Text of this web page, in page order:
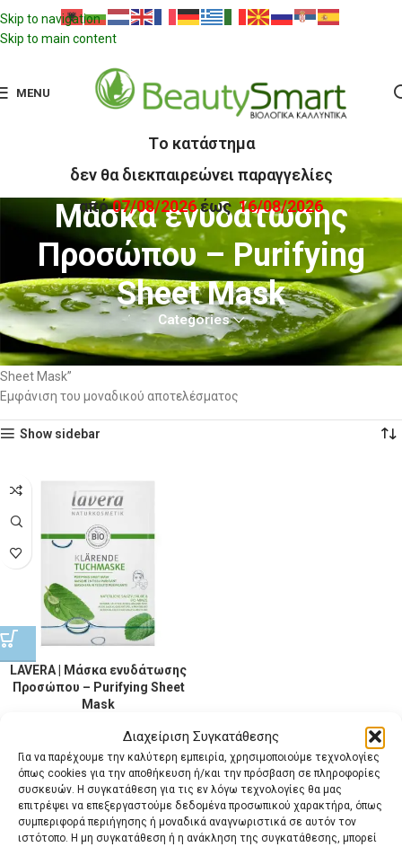
Διαχείριση Συγκατάθεσης
Για να παρέχουμε την καλύτερη εμπειρία, χρησιμοποιούμε τεχνολογίες
όπως cookies για την αποθήκευση ή/και την πρόσβαση σε πληροφορίες
συσκευών. Η συγκατάθεση για τις εν λόγω τεχνολογίες θα μας
επιτρέψει να επεξεργαστούμε δεδομένα προσωπικού χαρακτήρα, όπως
συμπεριφορά περιήγησης ή μοναδικά αναγνωριστικά σε αυτόν τον
ιστότοπο. Η μη συγκατάθεση ή η ανάκληση της συγκατάθεσης, μπορεί
Skip to navigation
Skip to main content
MENU
Tο κατάστημα
δεν θα διεκπαιρεώνει παραγγελίες
από07/08/2026έως16/08/2026
Μάσκα ενυδάτωσης
Προσώπου – Purifying
Sheet Mask
Categories
Αρχική σελίδα
Προϊόντα με ετικέτα “Μάσκα ενυδάτωσης Προσώπου – Purifying
Sheet Mask”
Εμφάνιση του μοναδικού αποτελέσματος
Show sidebar
LAVERA | Μάσκα ενυδάτωσης
Προσώπου – Purifying Sheet
Mask
,Μάσκες
Προσώπου,Lavera
5,47 € με ΦΠΑ